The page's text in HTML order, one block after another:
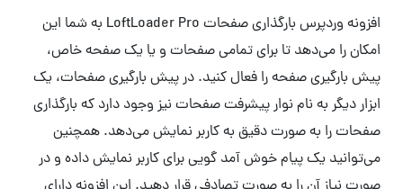
افزونه وردپرس بارگذاری صفحات LoftLoader Pro به شما این
امکان را می‌دهد تا برای تمامی صفحات و یا یک صفحه خاص،
پیش بارگیری صفحه را فعال کنید. در پیش بارگیری صفحات، یک
ابزار دیگر به نام نوار پیشرفت صفحات نیز وجود دارد که بارگذاری
صفحات را به صورت دقیق به کاربر نمایش می‌دهد. همچنین
می‌توانید یک پیام خوش آمد گویی برای کاربر نمایش داده و در